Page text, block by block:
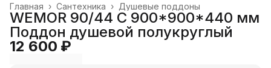
Душевые поддоны
Сантехника ›
Главная ›
WEMOR 90/44 C 900*900*440 мм
Поддон душевой полукруглый
12 600 ₽